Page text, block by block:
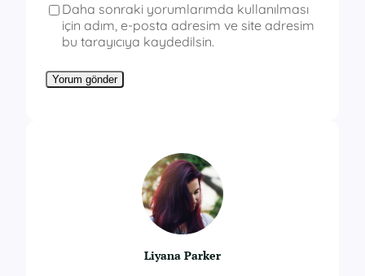
Daha sonraki yorumlarımda kullanılması
için adım, e-posta adresim ve site adresim
bu tarayıcıya kaydedilsin.
Liyana Parker